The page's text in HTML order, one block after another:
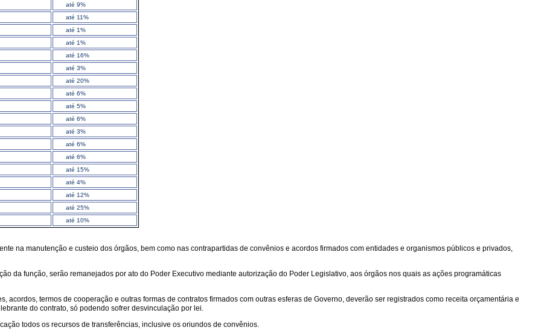
até 9%
até 11%
até 1%
até 1%
até 16%
até 3%
até 20%
até 6%
até 5%
até 6%
até 3%
até 6%
até 6%
até 15%
até 4%
até 12%
até 25%
até 10%
na manutenção e custeio dos órgãos, bem como nas contrapartidas de convênios e acordos firmados com entidades e organismos públicos e privados,
da função, serão remanejados por ato do Poder Executivo mediante autorização do Poder Legislativo, aos órgãos nos quais as ações programáticas
acordos, termos de cooperação e outras formas de contratos firmados com outras esferas de Governo, deverão ser registrados como receita orçamentária e
do contrato, só podendo sofrer desvinculação por lei.
todos os recursos de transferências, inclusive os oriundos de convênios.